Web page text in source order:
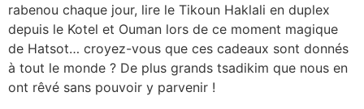
rabenou chaque jour, lire le Tikoun Haklali en duplex
depuis le Kotel et Ouman lors de ce moment magique
de Hatsot… croyez-vous que ces cadeaux sont donnés
à tout le monde ? De plus grands tsadikim que nous en
ont rêvé sans pouvoir y parvenir !